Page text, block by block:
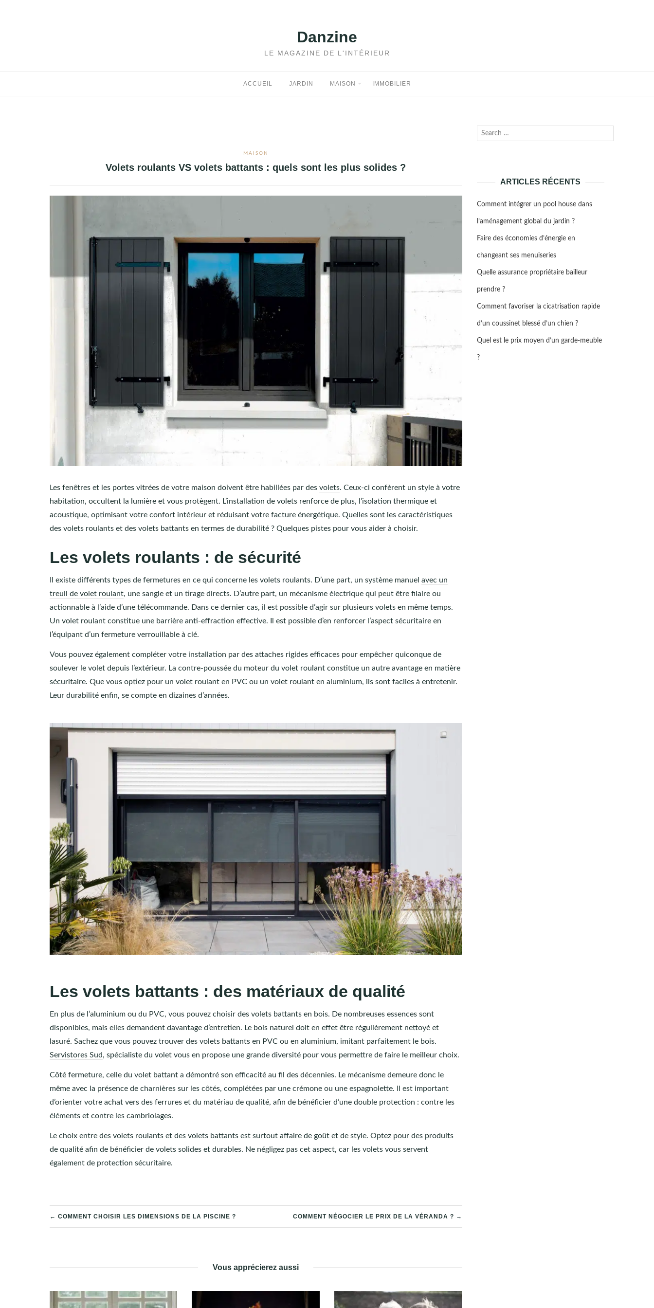
Danzine
LE MAGAZINE DE L'INTÉRIEUR
ACCUEIL JARDIN MAISON IMMOBILIER
MAISON
Volets roulants VS volets battants : quels sont les plus solides ?
Les fenêtres et les portes vitrées de votre maison doivent être habillées par des volets. Ceux-ci confèrent un style à votre
habitation, occultent la lumière et vous protègent. L’installation de volets renforce de plus, l’isolation thermique et
acoustique, optimisant votre confort intérieur et réduisant votre facture énergétique. Quelles sont les caractéristiques
des volets roulants et des volets battants en termes de durabilité ? Quelques pistes pour vous aider à choisir.
Les volets roulants : de sécurité
Il existe différents types de fermetures en ce qui concerne les volets roulants. D’une part, un système manuel avec un
treuil de volet roulant, une sangle et un tirage directs. D’autre part, un mécanisme électrique qui peut être filaire ou
actionnable à l’aide d’une télécommande. Dans ce dernier cas, il est possible d’agir sur plusieurs volets en même temps.
Un volet roulant constitue une barrière anti-effraction effective. Il est possible d’en renforcer l’aspect sécuritaire en
l’équipant d’un fermeture verrouillable à clé.
Vous pouvez également compléter votre installation par des attaches rigides efficaces pour empêcher quiconque de
soulever le volet depuis l’extérieur. La contre-poussée du moteur du volet roulant constitue un autre avantage en matière
sécuritaire. Que vous optiez pour un volet roulant en PVC ou un volet roulant en aluminium, ils sont faciles à entretenir.
Leur durabilité enfin, se compte en dizaines d’années.
Les volets battants : des matériaux de qualité
En plus de l’aluminium ou du PVC, vous pouvez choisir des volets battants en bois. De nombreuses essences sont
disponibles, mais elles demandent davantage d’entretien. Le bois naturel doit en effet être régulièrement nettoyé et
lasuré. Sachez que vous pouvez trouver des volets battants en PVC ou en aluminium, imitant parfaitement le bois.
Servistores Sud, spécialiste du volet vous en propose une grande diversité pour vous permettre de faire le meilleur choix.
Côté fermeture, celle du volet battant a démontré son efficacité au fil des décennies. Le mécanisme demeure donc le
même avec la présence de charnières sur les côtés, complétées par une crémone ou une espagnolette. Il est important
d’orienter votre achat vers des ferrures et du matériau de qualité, afin de bénéficier d’une double protection : contre les
éléments et contre les cambriolages.
Le choix entre des volets roulants et des volets battants est surtout affaire de goût et de style. Optez pour des produits
de qualité afin de bénéficier de volets solides et durables. Ne négligez pas cet aspect, car les volets vous servent
également de protection sécuritaire.
NAVIGATION
← COMMENT CHOISIR LES DIMENSIONS DE LA PISCINE ? COMMENT NÉGOCIER LE PRIX DE LA VÉRANDA ? →
Vous apprécierez aussi
Recherche
ARTICLES RÉCENTS
Comment intégrer un pool house dans
l’aménagement global du jardin ?
Faire des économies d’énergie en
changeant ses menuiseries
Quelle assurance propriétaire bailleur
prendre ?
Comment favoriser la cicatrisation rapide
d’un coussinet blessé d’un chien ?
Quel est le prix moyen d’un garde-meuble
?